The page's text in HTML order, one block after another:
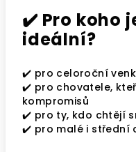
✔️ Pro koho
ideální?
✔️ pro celoroční
✔️ pro chovatele,
kompromisů
✔️ pro ty, kdo chtějí
✔️ pro malé i střední